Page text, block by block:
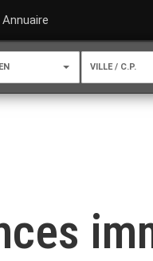
Annuaire
VILLE / C.P.